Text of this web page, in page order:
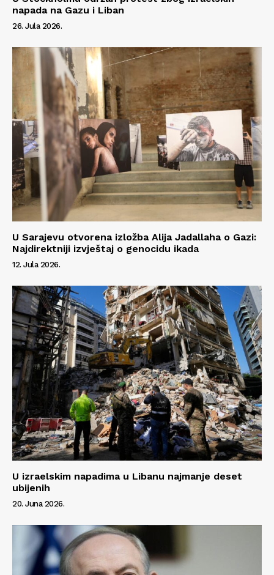
O nama
Kontakt
napada na Gazu i Liban
26. Jula 2026.
U Sarajevu otvorena izložba Alija Jadallaha o Gazi:
Najdirektniji izvještaj o genocidu ikada
12. Jula 2026.
U izraelskim napadima u Libanu najmanje deset
ubijenih
20. Juna 2026.